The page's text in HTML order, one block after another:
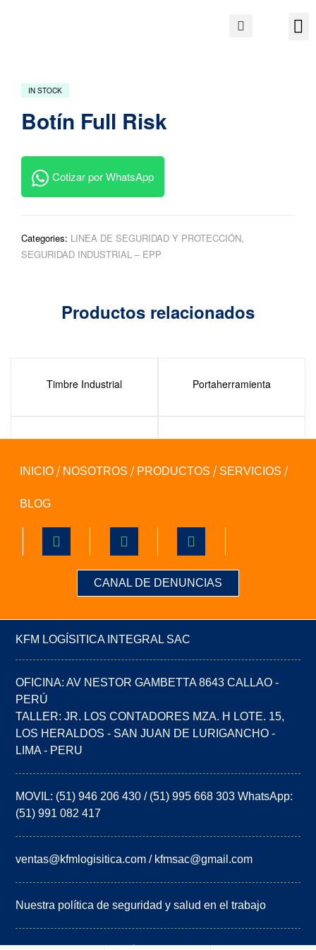
IN STOCK
Botín Full Risk
Cotizar por WhatsApp
Categories: LINEA DE SEGURIDAD Y PROTECCIÓN,
SEGURIDAD INDUSTRIAL – EPP
Productos relacionados
Timbre Industrial Portaherramienta
Timbre Inalámbrico Sensor de Movimiento
INICIO NOSOTROS PRODUCTOS SERVICIOS
BLOG
CANAL DE DENUNCIAS
KFM LOGÍSITICA INTEGRAL SAC
OFICINA: AV NESTOR GAMBETTA 8643 CALLAO -
PERÚ
TALLER: JR. LOS CONTADORES MZA. H LOTE. 15,
LOS HERALDOS - SAN JUAN DE LURIGANCHO -
LIMA - PERU
MOVIL: (51) 946 206 430 / (51) 995 668 303 WhatsApp:
(51) 991 082 417
ventas@kfmlogisitica.com / kfmsac@gmail.com
Nuestra política de seguridad y salud en el trabajo